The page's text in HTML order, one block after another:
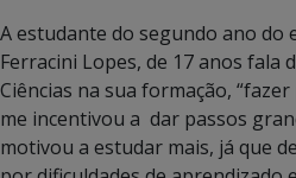
A estudante do segundo ano do
Ferracini Lopes, de 17 anos fala
Ciências na sua formação,
me incentivou a dar passos
motivou a estudar mais, já que